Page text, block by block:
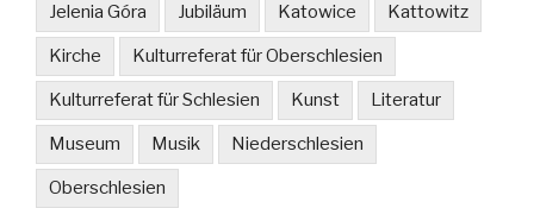
Jelenia Góra Jubiläum Katowice Kattowitz
Kirche Kulturreferat für Oberschlesien
Kulturreferat für Schlesien Kunst Literatur
Museum Musik Niederschlesien
Oberschlesien